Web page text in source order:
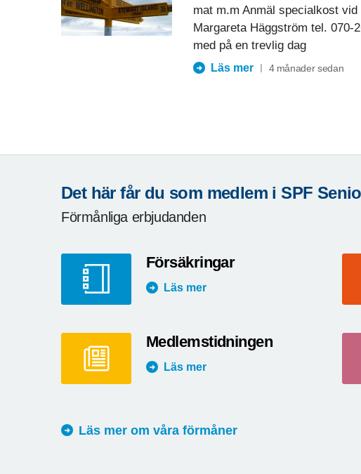
mat m.m Anmäl specialkost
Margareta Häggström tel. 070-
med på en trevlig dag
Läs mer 4 månader sedan
Det här får du som medlem i SPF
Förmånliga erbjudanden
Försäkringar
Läs mer
Medlemstidningen
Läs mer
Läs mer om våra förmåner